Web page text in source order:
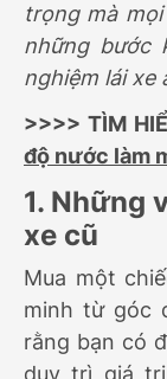
trọng mà
những bước
nghiệm lái xe
>>>> TÌM
độ nước làm
1. Những
xe cũ
Mua một
minh từ góc
rằng bạn có
duy trì giá